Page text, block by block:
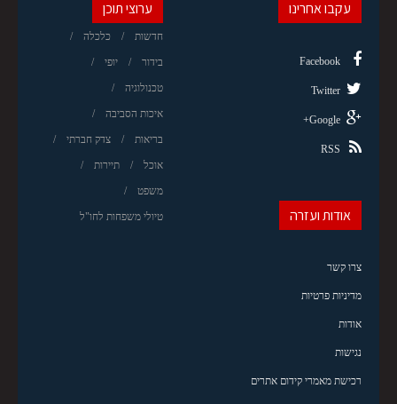
ערוצי תוכן
חדשות כלכלה
בידור יופי
טכנולוגיה
איכות הסביבה
בריאות צדק חברתי
אוכל תיירות
משפט
טיולי משפחות לחו"ל
עקבו אחרינו
Facebook
Twitter
Google+
RSS
אודות ועזרה
צרו קשר
מדיניות פרטיות
אודות
נגישות
רכישת מאמרי קידום אתרים